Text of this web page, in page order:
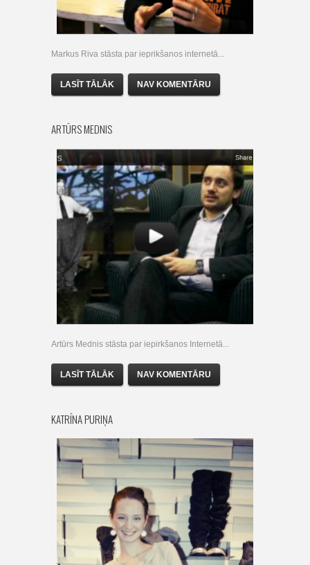
Markus Riva stāsta par ieprikšanos internetā...
LASĪT TĀLĀK NAV KOMENTĀRU
ARTŪRS MEDNIS
Artūrs Mednis stāsta par iepirkšanos Internetā...
LASĪT TĀLĀK NAV KOMENTĀRU
KATRĪNA PURIŅA